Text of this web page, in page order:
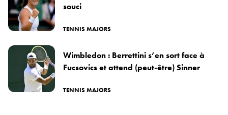
souci
TENNIS MAJORS
Wimbledon : Berrettini s’en sort face à
Fucsovics et attend (peut-être) Sinner
TENNIS MAJORS